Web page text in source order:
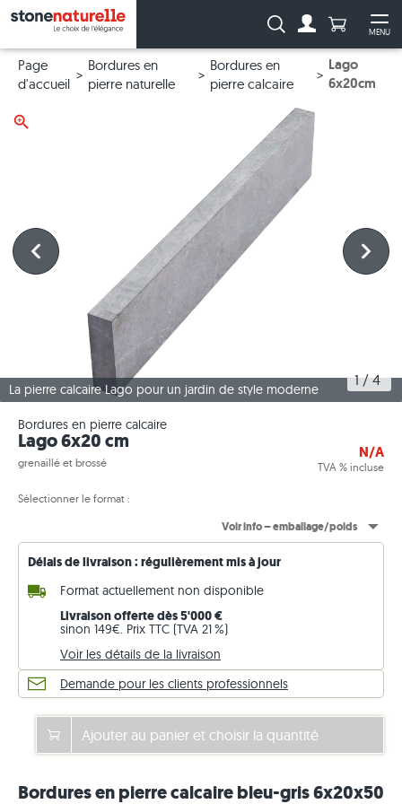
MENU
Recherche :Anzahl
Page
d'accueil
Bordures en
pierre naturelle
Bordures en
pierre calcaire
Lago
6x20cm
La pierre calcaire Lago pour un jardin de style moderne
1 / 4
Bordures en pierre calcaire
Lago 6x20 cm
grenaillé et brossé
N/A
TVA % incluse
Sélectionner le format :
Voir info – emballage/poids
Délais de livraison : régulièrement mis à jour
Format actuellement non disponible
Livraison offerte dès 5'000 €
sinon 149€. Prix TTC (TVA 21 %)
Voir les détails de la livraison
Demande pour les clients professionnels
Ajouter au panier et choisir la quantité
Bordures en pierre calcaire bleu-gris 6x20x50